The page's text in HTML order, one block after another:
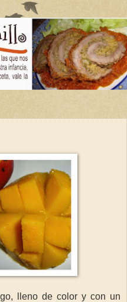
lleno de color y con un